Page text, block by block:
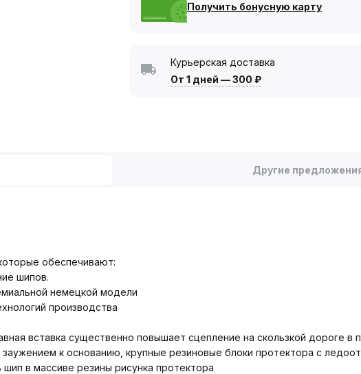
Получить бонусную карту
Курьерская доставка
От 1 дней —300 ₽
Другие
обеспечивают:
шипов.
немецкой модели
производства
вставка существенно повышает сцепление на скользкой дороге
к основанию, крупные резиновые блоки протектора с
в массиве резины рисунка протектора